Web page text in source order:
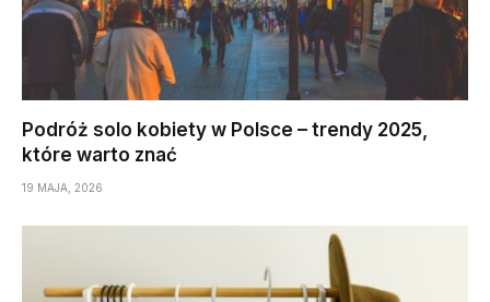
Podróż solo kobiety w Polsce – trendy 2025,
które warto znać
19 MAJA, 2026